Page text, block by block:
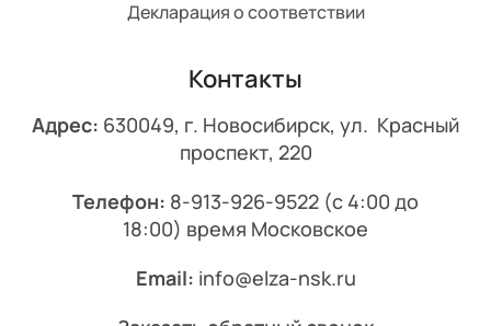
Декларация о соответствии
Контакты
Адрес: 630049, г. Новосибирск, ул. Красный
проспект, 220
Телефон: 8-913-926-9522 (с 4:00 до
18:00) время Московское
Email: info@elza-nsk.ru